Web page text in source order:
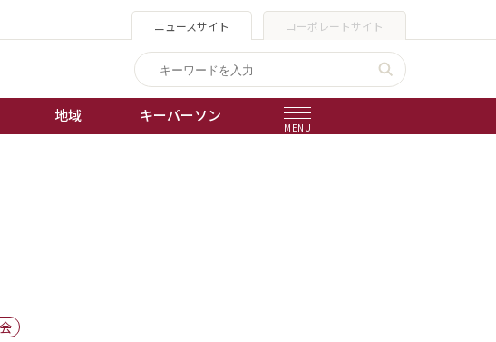
ニュースサイト コーポレートサイト
地域 キーパーソン
MENU